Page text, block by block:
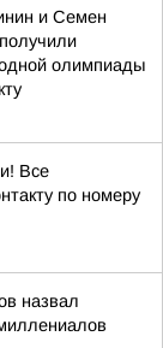
и Семен
олимпиады
Все
по номеру
назвал